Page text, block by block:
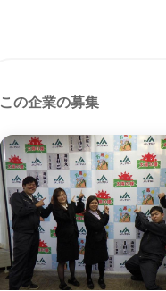
この企業の募集